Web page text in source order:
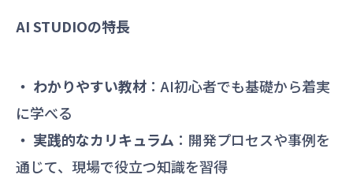
AI STUDIOの特長
・ わかりやすい教材 ：AI初心者でも基礎から着実
に学べる
・ 実践的なカリキュラム ：開発プロセスや事例を
通じて、現場で役立つ知識を習得